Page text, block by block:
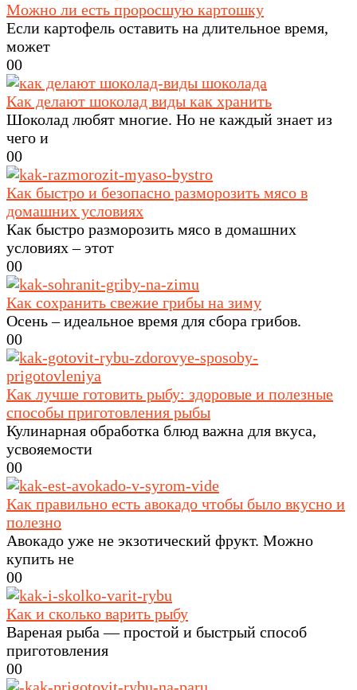
Можно ли есть проросшую картошку
Если картофель оставить на длительное время,
может
00
Как делают шоколад виды как хранить
Шоколад любят многие. Но не каждый знает из
чего и
00
Как быстро и безопасно разморозить мясо в
домашних условиях
Как быстро разморозить мясо в домашних
условиях – этот
00
Как сохранить свежие грибы на зиму
Осень – идеальное время для сбора грибов.
00
Как лучше готовить рыбу: здоровые и полезные
способы приготовления рыбы
Кулинарная обработка блюд важна для вкуса,
усвояемости
00
Как правильно есть авокадо чтобы было вкусно и
полезно
Авокадо уже не экзотический фрукт. Можно
купить не
00
Как и сколько варить рыбу
Вареная рыба — простой и быстрый способ
приготовления
00